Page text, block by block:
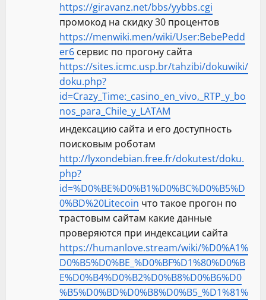
https://giravanz.net/bbs/yybbs.cgi
промокод на скидку 30 процентов
https://menwiki.men/wiki/User:BebePedd
er6 сервис по прогону сайта
https://sites.icmc.usp.br/tahzibi/dokuwiki/
doku.php?
id=Crazy_Time:_casino_en_vivo,_RTP_y_bo
nos_para_Chile_y_LATAM
индексацию сайта и его доступность
поисковым роботам
http://lyxondebian.free.fr/dokutest/doku.
php?
id=%D0%BE%D0%B1%D0%BC%D0%B5%D
0%BD%20Litecoin что такое прогон по
трастовым сайтам какие данные
проверяются при индексации сайта
https://humanlove.stream/wiki/%D0%A1%
D0%B5%D0%BE_%D0%BF%D1%80%D0%B
E%D0%B4%D0%B2%D0%B8%D0%B6%D0
%B5%D0%BD%D0%B8%D0%B5_%D1%81%